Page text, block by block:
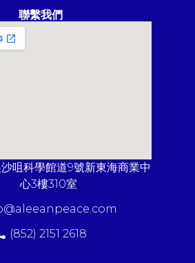
聯繫我們
咀科學館道9號新東海商業中
心3樓310室
(852) 2151 2618